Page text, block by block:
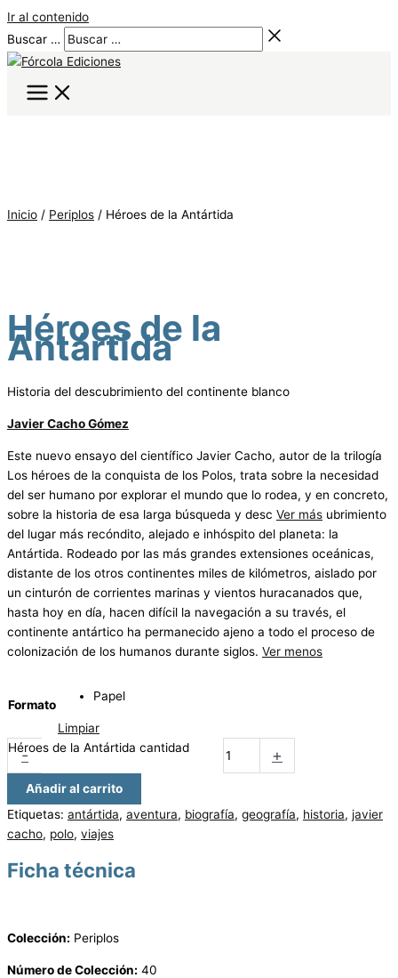
Ir al contenido
Buscar …
Inicio / Periplos / Héroes de la Antártida
Héroes de la
Antártida
Historia del descubrimiento del continente blanco
Javier Cacho Gómez
Este nuevo ensayo del científico Javier Cacho, autor de la trilogía
Los héroes de la conquista de los Polos, trata sobre la necesidad
del ser humano por explorar el mundo que lo rodea, y en concreto,
sobre la historia de esa larga búsqueda y desc Ver más ubrimiento
del lugar más recóndito, alejado e inhóspito del planeta: la
Antártida. Rodeado por las más grandes extensiones oceánicas,
distante de los otros continentes miles de kilómetros, aislado por
un cinturón de corrientes marinas y vientos huracanados que,
hasta hoy en día, hacen difícil la navegación a su través, el
continente antártico ha permanecido ajeno a todo el proceso de
colonización de los humanos durante siglos. Ver menos
Formato
Papel
Limpiar
-
Héroes de la Antártida cantidad +
Añadir al carrito
Etiquetas: antártida, aventura, biografía, geografía, historia, javier
cacho, polo, viajes
Ficha técnica
Colección: Periplos
Número de Colección: 40